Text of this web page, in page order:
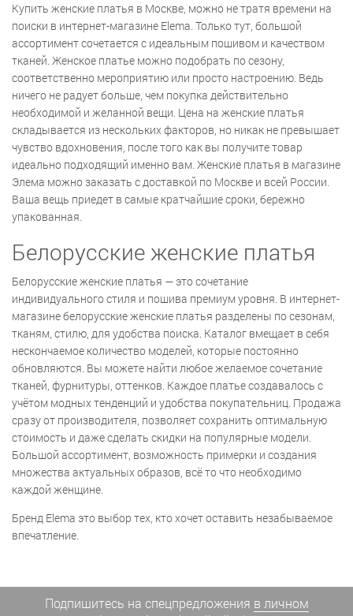
Купить женские платья в Москве, можно не тратя времени на
поиски в интернет-магазине Elema. Только тут, большой
ассортимент сочетается с идеальным пошивом и качеством
тканей. Женское платье можно подобрать по сезону,
соответственно мероприятию или просто настроению. Ведь
ничего не радует больше, чем покупка действительно
необходимой и желанной вещи. Цена на женские платья
складывается из нескольких факторов, но никак не превышает
чувство вдохновения, после того как вы получите товар
идеально подходящий именно вам. Женские платья в магазине
Элема можно заказать с доставкой по Москве и всей России.
Ваша вещь приедет в самые кратчайшие сроки, бережно
упакованная.
Белорусские женские платья
Белорусские женские платья — это сочетание
индивидуального стиля и пошива премиум уровня. В интернет-
магазине белорусские женские платья разделены по сезонам,
тканям, стилю, для удобства поиска. Каталог вмещает в себя
нескончаемое количество моделей, которые постоянно
обновляются. Вы можете найти любое желаемое сочетание
тканей, фурнитуры, оттенков. Каждое платье создавалось с
учётом модных тенденций и удобства покупательниц. Продажа
сразу от производителя, позволяет сохранить оптимальную
стоимость и даже сделать скидки на популярные модели.
Большой ассортимент, возможность примерки и создания
множества актуальных образов, всё то что необходимо
каждой женщине.
Бренд Elema это выбор тех, кто хочет оставить незабываемое
впечатление.
Подпишитесь на спецпредложения в личном